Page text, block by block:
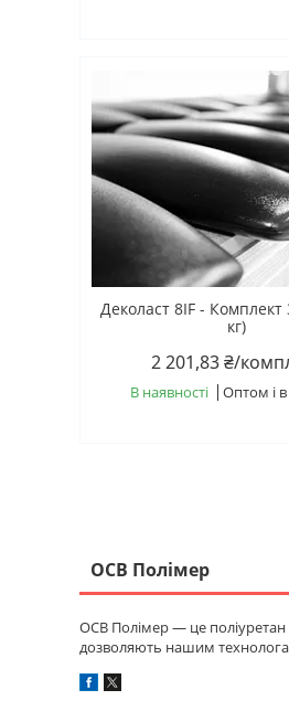
Деколаст 8IF - Комплект
кг)
2 201,83 ₴/
В наявності Оптом і в
ОСВ Полімер
ОСВ Полімер — це поліуретан
дозволяють нашим технологам